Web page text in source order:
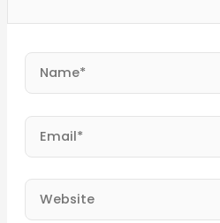
Name*
Email*
Website